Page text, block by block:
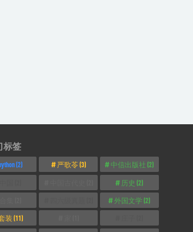
标签
(2) 严歌苓 (3) 中信出版社 (2)
历史 (2)
外国文学 (2)
装 (11)